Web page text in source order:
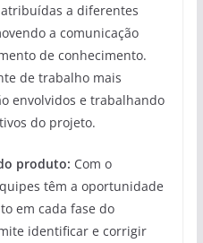
a diferentes
a comunicação
de conhecimento.
de trabalho mais
envolvidos e trabalhando
do projeto.
produto: Com o
têm a oportunidade
em cada fase do
identificar e corrigir